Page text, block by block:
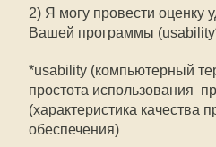
2) Я могу провести оценку
Вашей программы
*usability (компьютерный
простота использования 
(характеристика качества
обеспечения)